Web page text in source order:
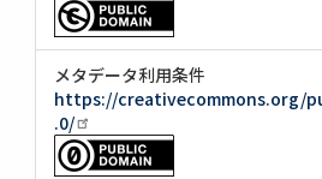
メタデータ利用条件
https://creativecommons.org/
.0/